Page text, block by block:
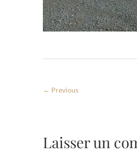
← Previous
Laisser un